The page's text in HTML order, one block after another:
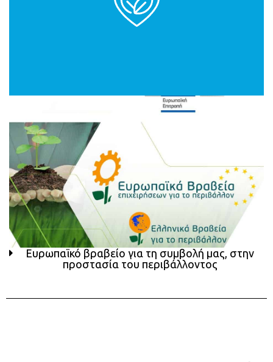
Ευρωπαϊκό βραβείο για τη συμβολή μας, στην
προστασία του περιβάλλοντος